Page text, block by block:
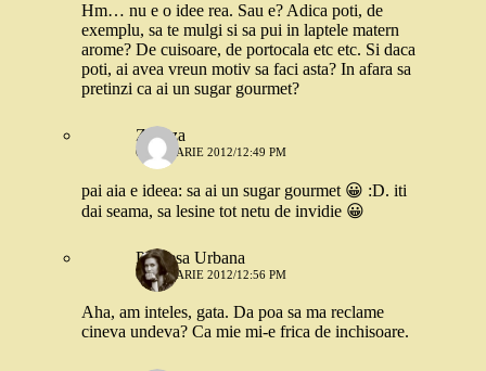
Hm… nu e o idee rea. Sau e? Adica poti, de
exemplu, sa te mulgi si sa pui in laptele matern
arome? De cuisoare, de portocala etc etc. Si daca
poti, ai avea vreun motiv sa faci asta? In afara sa
pretinzi ca ai un sugar gourmet?
Zazuza
6 IANUARIE 2012/12:49 PM
pai aia e ideea: sa ai un sugar gourmet 😀 :D. iti
dai seama, sa lesine tot netu de invidie 😀
Printesa Urbana
6 IANUARIE 2012/12:56 PM
Aha, am inteles, gata. Da poa sa ma reclame
cineva undeva? Ca mie mi-e frica de inchisoare.